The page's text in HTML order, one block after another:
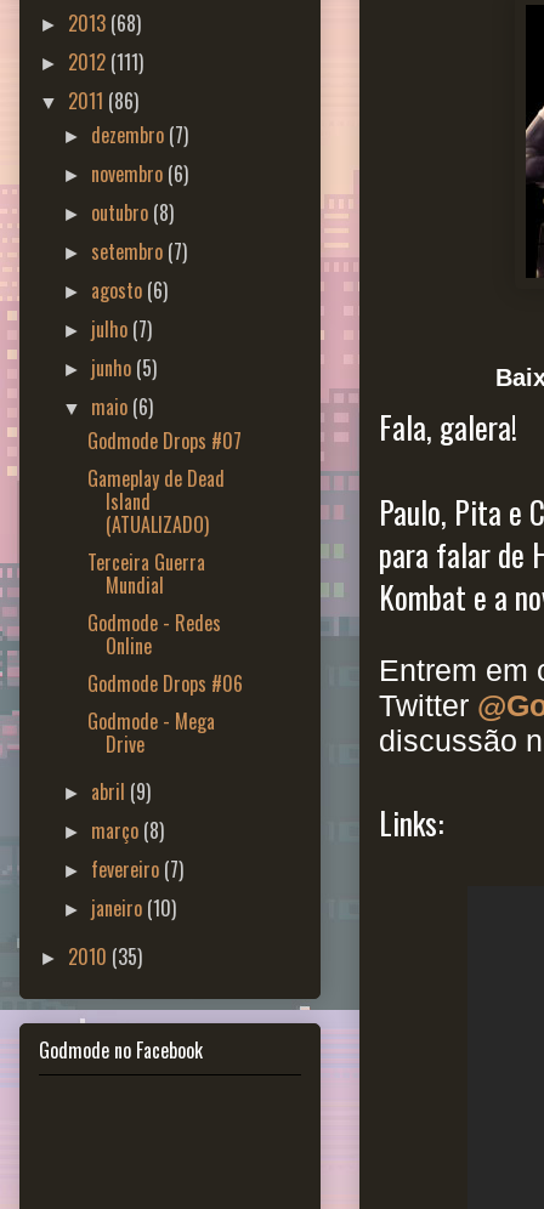
Fala, galera!
Paulo, Pita e
para falar de
Kombat e a
Entrem em
Twitter
discussão
Links:
► 2013 (68)
► 2012 (111)
▼ 2011 (86)
► dezembro (7)
► novembro (6)
► outubro (8)
► setembro (7)
► agosto (6)
► julho (7)
► junho (5)
▼ maio (6)
Godmode Drops #07
Gameplay de Dead
Island
(ATUALIZADO)
Terceira Guerra
Mundial
Godmode - Redes
Online
Godmode Drops #06
Godmode - Mega
Drive
► abril (9)
► março (8)
► fevereiro (7)
► janeiro (10)
► 2010 (35)
Godmode no Facebook